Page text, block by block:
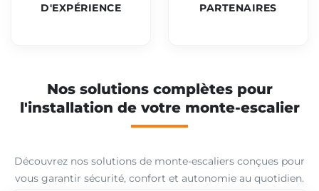
D'EXPÉRIENCE
PARTENAIRES
Nos solutions complètes pour
l'installation de votre monte-escalier
Découvrez nos solutions de monte-escaliers conçues pour
vous garantir sécurité, confort et autonomie au quotidien.